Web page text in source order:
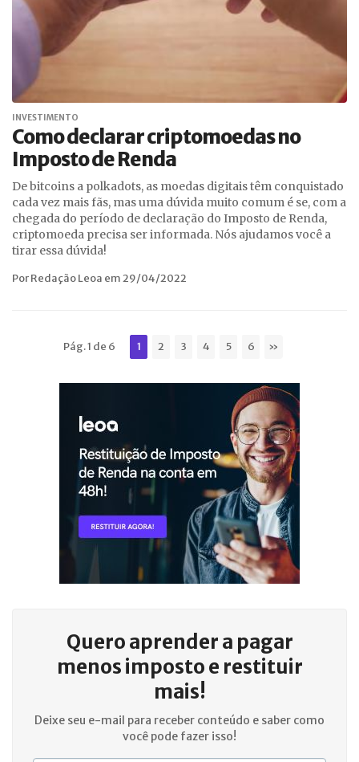
INVESTIMENTO
Como declarar criptomoedas no
Imposto de Renda
De bitcoins a polkadots, as moedas digitais têm conquistado
cada vez mais fãs, mas uma dúvida muito comum é se, com a
chegada do período de declaração do Imposto de Renda,
criptomoeda precisa ser informada. Nós ajudamos você a
tirar essa dúvida!
Por Redação Leoa em 29/04/2022
Pág. 1 de 6 1 2 3 4 5 6 »
Quero aprender a pagar
menos imposto e restituir
mais!
Deixe seu e-mail para receber conteúdo e saber como
você pode fazer isso!